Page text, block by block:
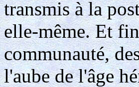
transmis à la
elle-même. Et
communauté,
l'aube de l'âge